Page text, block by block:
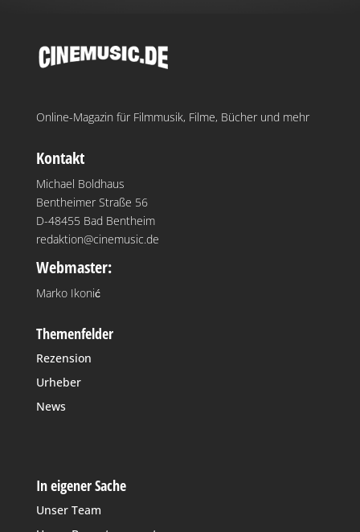
Online-Magazin für Filmmusik, Filme, Bücher und mehr
Kontakt
Michael Boldhaus
Bentheimer Straße 56
D-48455 Bad Bentheim
redaktion@cinemusic.de
Webmaster:
Marko Ikonić
Themenfelder
Rezension
Urheber
News
In eigener Sache
Unser Team